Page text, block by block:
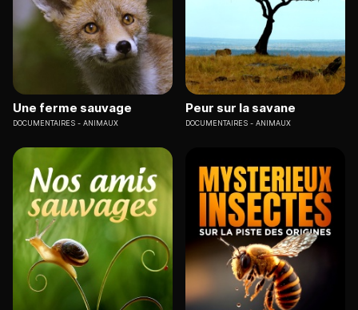
Une ferme sauvage
DOCUMENTAIRES ANIMAUX
Peur sur la savane
DOCUMENTAIRES ANIMAUX